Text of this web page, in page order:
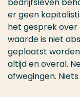
er geen
het gesprek over
waarde is niet
geplaatst
altijd en overal.
afwegingen.